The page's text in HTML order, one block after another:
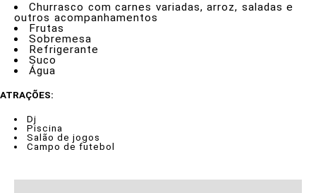
Churrasco com carnes variadas, arroz, saladas e
outros acompanhamentos
Frutas
Sobremesa
Refrigerante
Suco
Água
ATRAÇÕES:
Dj
Piscina
Salão de jogos
Campo de futebol